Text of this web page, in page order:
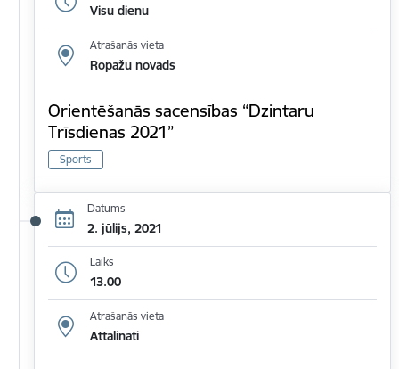
Visu dienu
Atrašanās vieta
Ropažu novads
Orientēšanās sacensības “Dzintaru
Trīsdienas 2021”
Sports
Datums
2. jūlijs, 2021
Laiks
13.00
Atrašanās vieta
Attālināti